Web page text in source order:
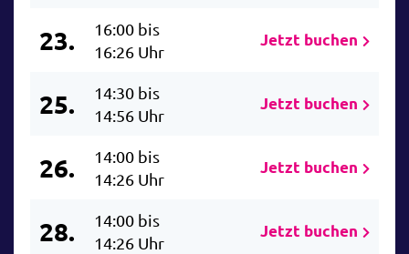
23.
16:00 bis
16:26 Uhr
Jetzt buchen
25.
14:30 bis
14:56 Uhr
Jetzt buchen
26.
14:00 bis
14:26 Uhr
Jetzt buchen
28.
14:00 bis
14:26 Uhr
Jetzt buchen